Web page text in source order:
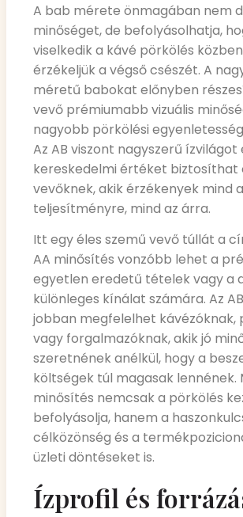
A bab mérete önmagában nem
minőséget, de befolyásolhatja,
viselkedik a kávé pörkölés
érzékeljük a végső csészét. A
méretű babokat előnyben
vevő prémiumabb vizuális
nagyobb pörkölési
Az AB viszont nagyszerű ízvilágot
kereskedelmi értéket biztosíthat
vevőknek, akik érzékenyek mind a
teljesítményre, mind az árra.
Itt egy éles szemű vevő túllát a
AA minősítés vonzóbb lehet a
egyetlen eredetű tételek vagy a
különleges kínálat számára. Az
jobban megfelelhet kávézóknak,
vagy forgalmazóknak, akik jó
szeretnének anélkül, hogy a
költségek túl magasak lennének.
minősítés nemcsak a pörkölés
befolyásolja, hanem a
célközönség és a
üzleti döntéseket is.
Ízprofil és